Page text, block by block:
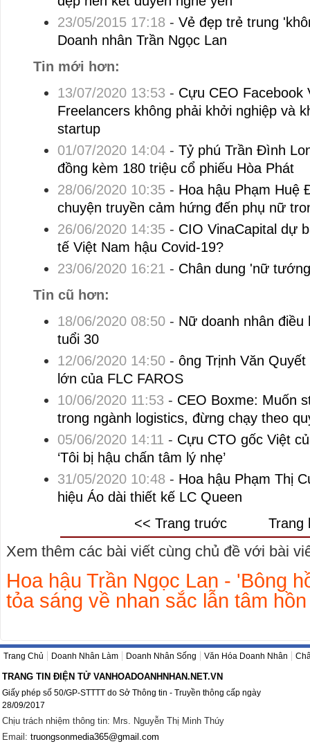
23/05/2015 17:18 - Vẻ đẹp trẻ trung
Doanh nhân Trần Ngọc Lan
Tin mới hơn:
13/07/2020 13:53 - Cựu CEO Facebook
Freelancers không phải khởi nghiệp và
startup
01/07/2020 14:04- Tỷ phú Trần Đình
đồng kèm 180 triệu cổ phiếu Hòa Phát
28/06/2020 10:35- Hoa hậu Phạm Huệ
chuyện truyền cảm hứng đến phụ nữ
26/06/2020 14:35- CIO VinaCapital dự
tế Việt Nam hậu Covid-19?
23/06/2020 16:21 - Chân dung 'nữ
Tin cũ hơn:
18/06/2020 08:50- Nữ doanh nhân
tuổi 30
12/06/2020 14:50- ông Trịnh Văn
lớn của FLC FAROS
10/06/2020 11:53 - CEO Boxme: Muốn
trong ngành logistics, đừng chạy theo
05/06/2020 14:11 - Cựu CTO gốc Việt
‘Tôi bị hậu chấn tâm lý nhẹ’
31/05/2020 10:48 - Hoa hậu Phạm Thị
hiệu Áo dài thiết kế LC Queen
<< Trang truớc
Trang
Xem thêm các bài viết cùng chủ đề với bài
Hoa hậu Trần Ngọc Lan - 'Bông
tỏa sáng về nhan sắc lẫn tâm hồn
Trang Chủ Doanh Nhân Làm Doanh Nhân Sống Văn Hóa Doanh Nhân
TRANG TIN ĐIỆN TỬ VANHOADOANHNHAN.NET.VN
Giấy phép số 50/GP-STTTT do Sở Thông tin - Truyền thông cấp ngày
28/09/2017
Chịu trách nhiệm thông tin: Mrs. Nguyễn Thị Minh Thúy
Email: truongsonmedia365@gmail.com